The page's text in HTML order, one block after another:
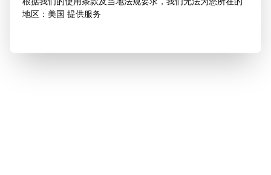
地区：美国 提供服务